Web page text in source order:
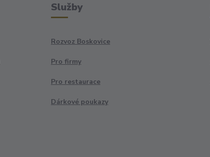
Služby
Rozvoz Boskovice
Pro firmy
Pro restaurace
Dárkové poukazy